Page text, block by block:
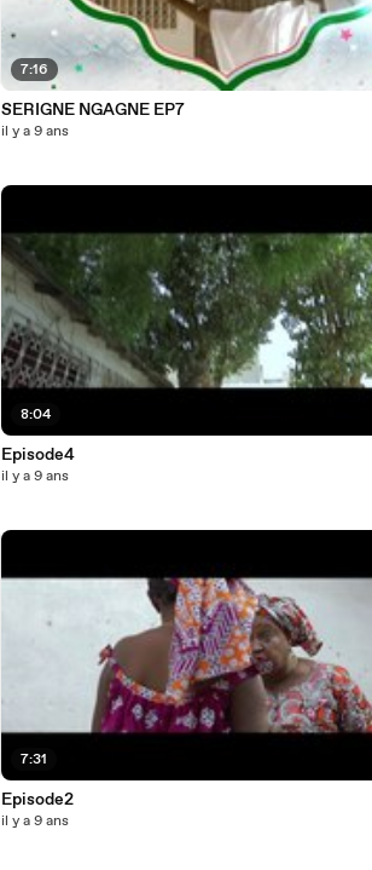
7:16
SERIGNE NGAGNE EP7
il y a 9 ans
8:04
Episode4
il y a 9 ans
7:31
Episode2
il y a 9 ans